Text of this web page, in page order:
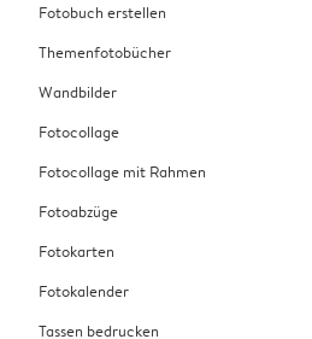
Fotobuch erstellen
Themenfotobücher
Wandbilder
Fotocollage
Fotocollage mit Rahmen
Fotoabzüge
Fotokarten
Fotokalender
Tassen bedrucken